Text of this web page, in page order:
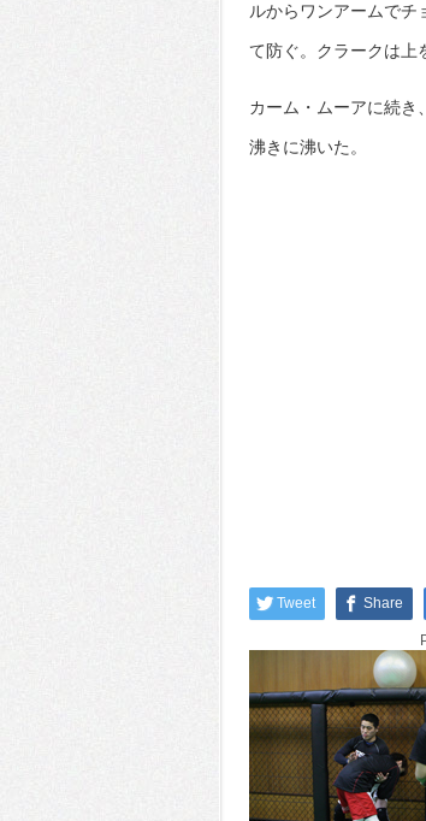
ルからワンアームでチ
て防ぐ。クラークは上
カーム・ムーアに続き
沸きに沸いた。
Tweet Share